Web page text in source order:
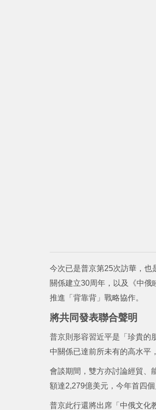
今次已是普京第25次訪華，也
關係建立30周年，以及《中
推進「背靠背」戰略協作。
將共同發表聯合聲明
普京則形容習近平是「珍貴的
中關係已達前所未有的高水平
會談期間，雙方亦討論經貿、
額達2,279億美元，今年首四
普京此行還將出席「中俄文化